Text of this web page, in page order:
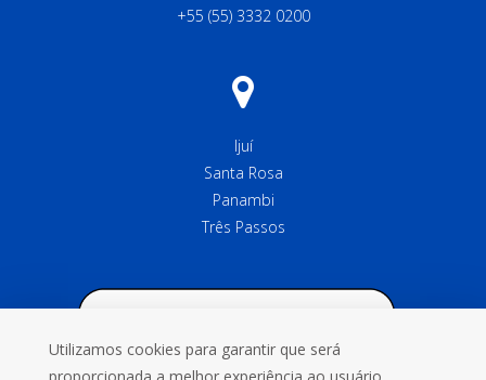
+55 (55) 3332 0200
Ijuí
Santa Rosa
Panambi
Três Passos
Utilizamos cookies para garantir que será